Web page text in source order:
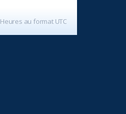
Heures au format UTC